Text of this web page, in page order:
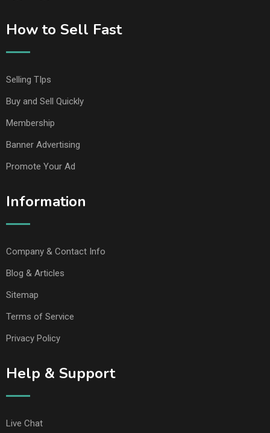
How to Sell Fast
Selling TIps
Buy and Sell Quickly
Membership
Banner Advertising
Promote Your Ad
Information
Company & Contact Info
Blog & Articles
Sitemap
Terms of Service
Privacy Policy
Help & Support
Live Chat